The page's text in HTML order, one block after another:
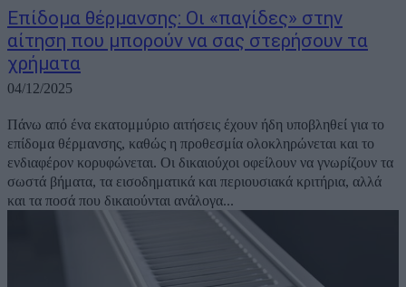
Επίδομα θέρμανσης: Οι «παγίδες» στην
αίτηση που μπορούν να σας στερήσουν τα
χρήματα
04/12/2025
Πάνω από ένα εκατομμύριο αιτήσεις έχουν ήδη υποβληθεί για το
επίδομα θέρμανσης, καθώς η προθεσμία ολοκληρώνεται και το
ενδιαφέρον κορυφώνεται. Οι δικαιούχοι οφείλουν να γνωρίζουν τα
σωστά βήματα, τα εισοδηματικά και περιουσιακά κριτήρια, αλλά
και τα ποσά που δικαιούνται ανάλογα...